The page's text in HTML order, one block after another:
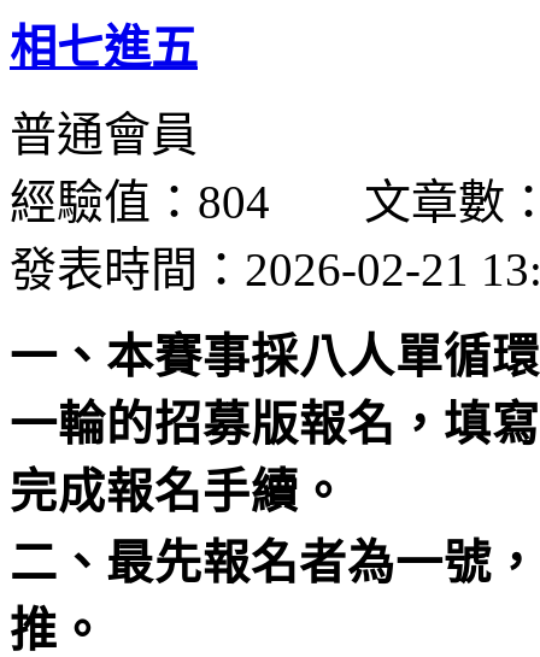
相七進五
普通會員
經驗值：804 文章數
發表時間：2026-02-21
一、本賽事採八人單循
一輪的招募版報名，
完成報名手續。
二、最先報名者為一號
推。